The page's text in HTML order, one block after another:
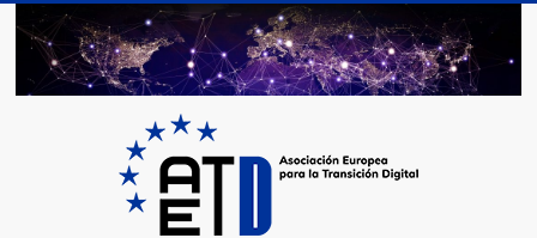
Saltar
contenido